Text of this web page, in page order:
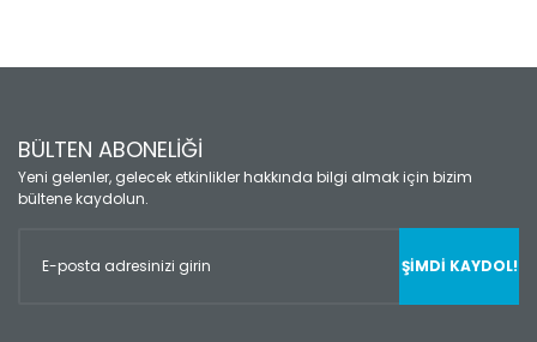
BÜLTEN ABONELİĞİ
Yeni gelenler, gelecek etkinlikler hakkında bilgi almak için bizim
bültene kaydolun.
ŞİMDİ KAYDOL!